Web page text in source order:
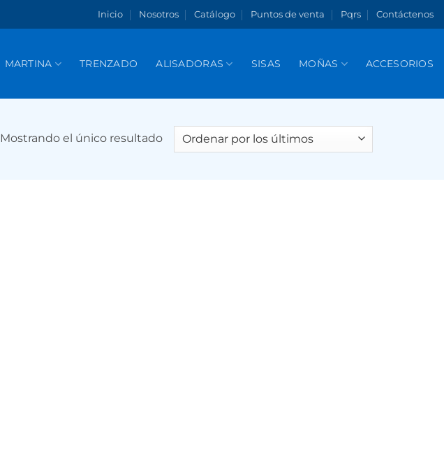
Inicio Nosotros Catálogo Puntos de venta Pqrs Contáctenos
MARTINA TRENZADO ALISADORAS SISAS MOÑAS ACCESORIOS
Mostrando el único resultado